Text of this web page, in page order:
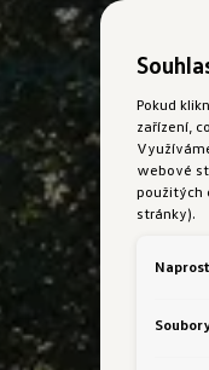
Pokud
zařízení,
webové
použitých
stránky).